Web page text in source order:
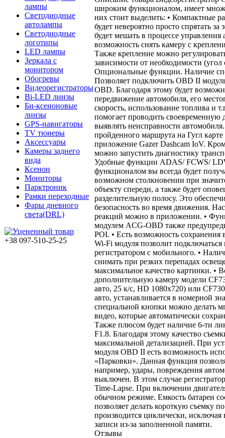
лампы
Светодиодные
автолампы
Светодиодные
логотипы
LED лампы
Зеркала с
монитором
Обогревы
Видеорегистраторы
Bi-LED линзы
Би-ксеноновые
линзы
GPS-навигаторы
TV тюнеры
Аксессуары
Камеры заднего
вида
Ксенон
Мониторы
Парктроник
Рамки переходные
Фары дневного
света(DRL)
+38 097-510-25-25
широким функционалом, имеет
них стоит выделить: • Компактные
будет невероятно просто спрятать
будет мешать в процессе управления
возможность снять камеру с
Также крепление можно
зависимости от необходимости (угол
Опциональные функции. Наличие
Позволяет подключить OBD II
OBD. Благодаря этому будет
передвижение автомобиля, его
скорость, использование топлива и
помогает проводить своевременную
выявлять неисправности
пройденного маршрута на Гугл
приложение Gazer Dashcam IoV.
можно запустить диагностику
Удобные функции ADAS/ FCWS/
функционалом вы всегда будет
возможном столкновении при
объекту спереди, а также будет
разделительную полосу. Это
безопасность во время движения.
реакций можно в приложении. •
модулем ACG-OBD также
POI. • Есть возможность сохранения
Wi-Fi модуля позволит подключаться
регистратором с мобильного. •
снимать при резких перепадах
максимальное качество картинки. •
дополнительную камеру модели
авто, 25 к/с, HD 1080x720) или
авто, устанавливается в номерной
специальной кнопки можно делать
видео, которые автоматически
Также плюсом будет наличие 6-ти
F1.8. Благодаря этому качество
максимальной детализацией. При
модуля OBD II есть возможность
«Парковки». Данная функция
например, удары, повреждения
выключен. В этом случае
Time-Lapse. При включении
обычном режиме. Емкость батареи
позволяет делать короткую съемку
производится циклически, исключая
записи из-за заполненной памяти.
Отзывы